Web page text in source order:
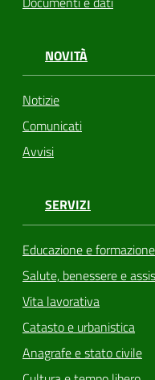
NOVITÀ
Notizie
Comunicati
Avvisi
SERVIZI
Educazione e formazione
Salute, benessere e
Vita lavorativa
Catasto e urbanistica
Anagrafe e stato civile